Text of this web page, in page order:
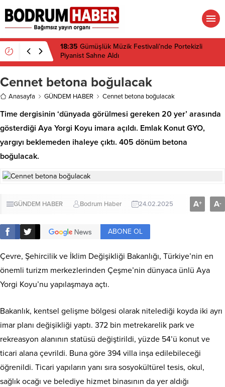
18:32 Muğla’da Temmuz Ayında Uyuşturucu
Operasyonu: 29 Tutuklama
Cennet betona boğulacak
Anasayfa GÜNDEM HABER Cennet betona boğulacak
Time dergisinin ‘dünyada görülmesi gereken 20 yer’ arasında
gösterdiği Aya Yorgi Koyu imara açıldı. Emlak Konut GYO,
yargıyı beklemeden ihaleye çıktı. 405 dönüm betona
boğulacak.
GÜNDEM HABER Bodrum Haber 24.02.2025 A+ A-
ABONE OL
Çevre, Şehircilik ve İklim Değişikliği Bakanlığı, Türkiye’nin en
önemli turizm merkezlerinden Çeşme’nin dünyaca ünlü Aya
Yorgi Koyu’nu yapılaşmaya açtı.
Bakanlık, kentsel gelişme bölgesi olarak nitelediği koyda iki ayrı
imar planı değişikliği yaptı. 372 bin metrekarelik park ve
rekreasyon alanının statüsü değiştirildi, yüzde 54’ü konut ve
ticari alana çevrildi. Buna göre 394 villa inşa edilebileceği
öğrenildi. Ticari yapıların yanı sıra sosyokültürel tesis, okul,
sağlık ocağı ve belediye hizmet binasının da yer aldığı